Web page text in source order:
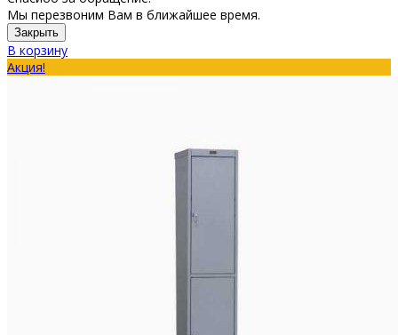
Мы перезвоним Вам в ближайшее время.
Закрыть
В корзину
Акция!